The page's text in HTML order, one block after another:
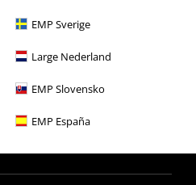
EMP Sverige
Large Nederland
EMP Slovensko
EMP España
se přihlásíte